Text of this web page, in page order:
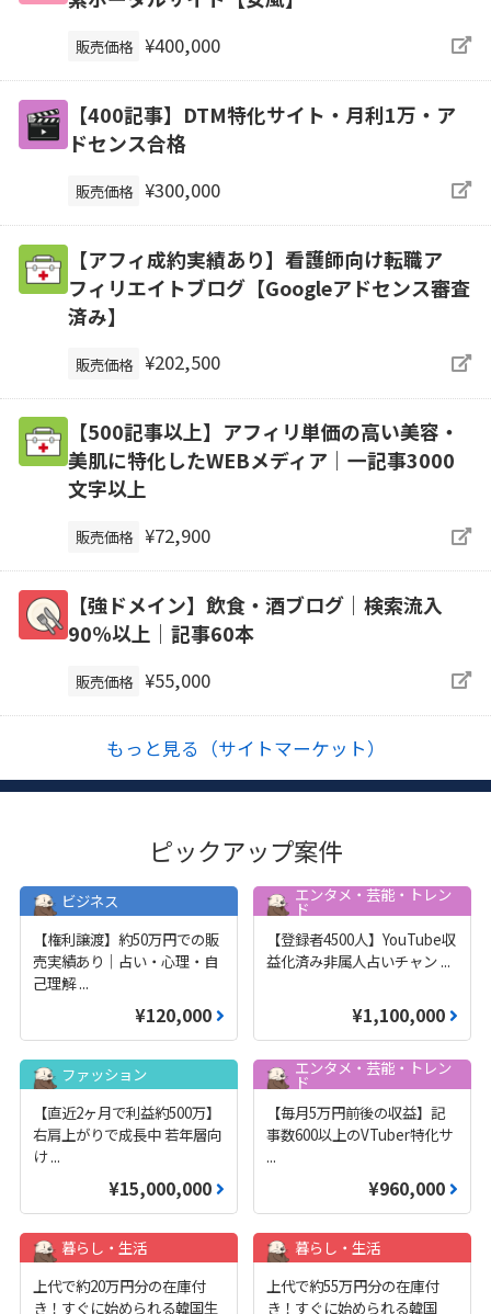
販売価格 ¥400,000
【400記事】DTM特化サイト・月利1万・ア
ドセンス合格
販売価格 ¥300,000
【アフィ成約実績あり】看護師向け転職ア
フィリエイトブログ【Googleアドセンス審査
済み】
販売価格 ¥202,500
【500記事以上】アフィリ単価の高い美容・
美肌に特化したWEBメディア｜一記事3000
文字以上
販売価格 ¥72,900
【強ドメイン】飲食・酒ブログ｜検索流入
90％以上｜記事60本
販売価格 ¥55,000
もっと見る（サイトマーケット）
ピックアップ案件
ビジネス
【権利譲渡】約50万円での販
売実績あり｜占い・心理・自
己理解...
¥120,000
エンタメ・芸能・トレン
ド
【登録者4500人】YouTube収
益化済み非属人占いチャン ...
¥1,100,000
ファッション
【直近2ヶ月で利益約500万】
右肩上がりで成長中 若年層向
け...
¥15,000,000
エンタメ・芸能・トレン
ド
【毎月5万円前後の収益】記
事数600以上のVTuber特化サ
...
¥960,000
暮らし・生活
上代で約20万円分の在庫付
き！すぐに始められる韓国生
暮らし・生活
上代で約55万円分の在庫付
き！すぐに始められる韓国